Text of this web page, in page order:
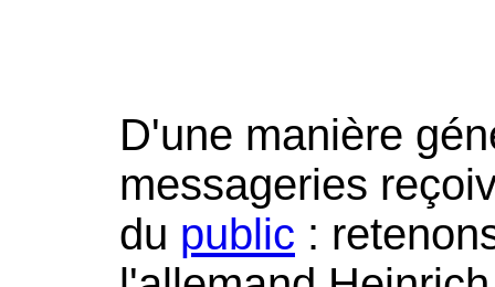
D'une manière
messageries
du public :